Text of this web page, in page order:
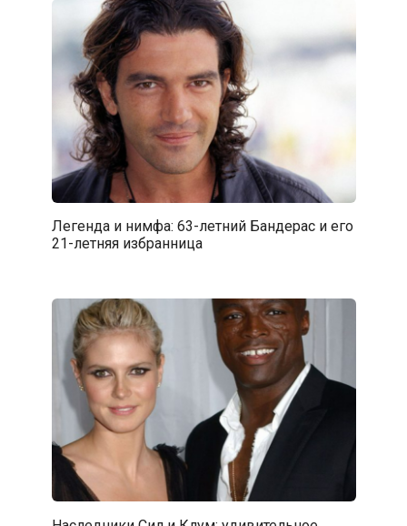
Легенда и нимфа: 63-летний Бандерас и его
21-летняя избранница